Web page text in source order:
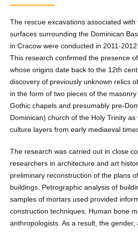
The rescue excavations associated
surfaces surrounding the Dominican
in Cracow were conducted in 2011-
This research confirmed the presence
whose origins date back to the 12th
discovery of previously unknown relics
in the form of two pieces of the
Gothic chapels and presumably pre-
Dominican) church of the Holy Trinity
culture layers from early mediaeval
The research was carried out in close
researchers in architecture and art
preliminary reconstruction of the plans
buildings. Petrographic analysis of
samples of mortars used provided
construction techniques. Human bone
anthropologists. As a result, the